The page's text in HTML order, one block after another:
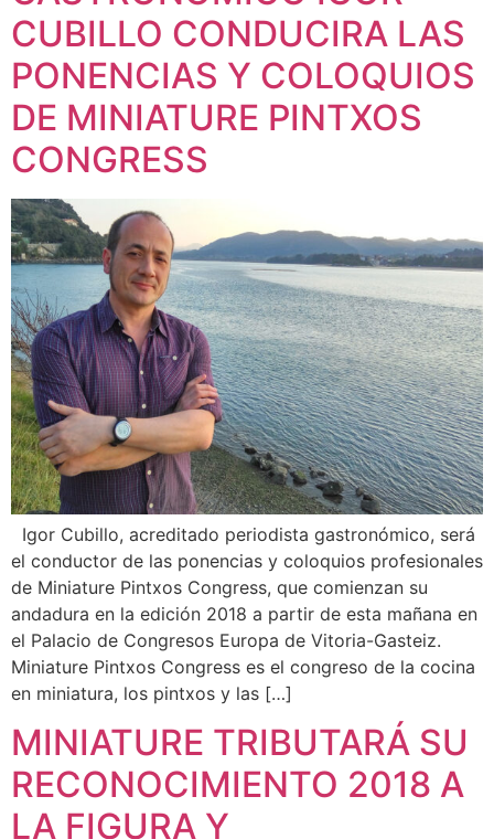
CUBILLO CONDUCIRA LAS
PONENCIAS Y COLOQUIOS
DE MINIATURE PINTXOS
CONGRESS
Igor Cubillo, acreditado periodista gastronómico, será
el conductor de las ponencias y coloquios profesionales
de Miniature Pintxos Congress, que comienzan su
andadura en la edición 2018 a partir de esta mañana en
el Palacio de Congresos Europa de Vitoria-Gasteiz.
Miniature Pintxos Congress es el congreso de la cocina
en miniatura, los pintxos y las […]
MINIATURE TRIBUTARÁ SU
RECONOCIMIENTO 2018 A
LA FIGURA Y